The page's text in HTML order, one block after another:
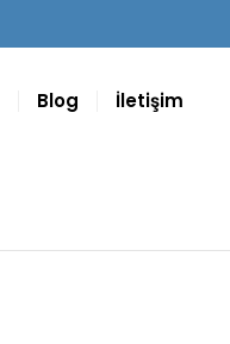
Blog İletişim